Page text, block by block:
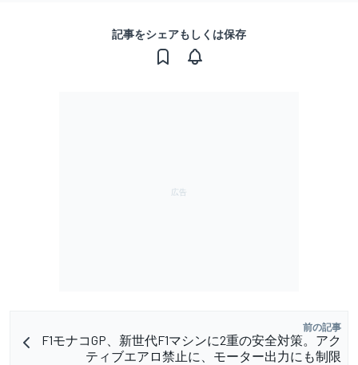
記事をシェアもしくは保存
前の記事
F1モナコGP、新世代F1マシンに2重の安全対策。アク
ティブエアロ禁止に、モーター出力にも制限